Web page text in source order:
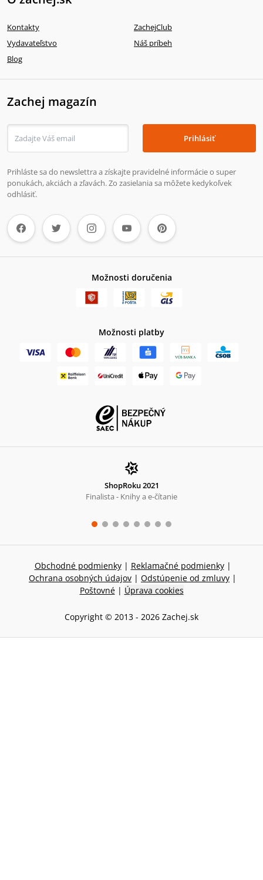
Kontakty
ZachejClub
Vydavateľstvo
Náš príbeh
Blog
Zachej magazín
Prihlásiť
Prihláste sa do newslettra a získajte pravidelné informácie o super
ponukách, akciách a zľavách. Zo zasielania sa môžete kedykoľvek
odhlásiť.
Možnosti doručenia
Možnosti platby
ShopRoku 2021
Finalista - Knihy a e-čítanie
Obchodné podmienky | Reklamačné podmienky |
Ochrana osobných údajov | Odstúpenie od zmluvy |
Poštovné | Úprava cookies
Copyright © 2013 - 2026 Zachej.sk